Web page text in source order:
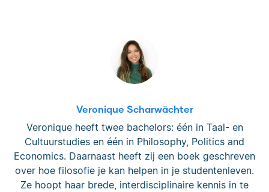
Veronique Scharwächter
Veronique heeft twee bachelors: één in Taal- en
Cultuurstudies en één in Philosophy, Politics and
Economics. Daarnaast heeft zij een boek geschreven
over hoe filosofie je kan helpen in je studentenleven.
Ze hoopt haar brede, interdisciplinaire kennis in te